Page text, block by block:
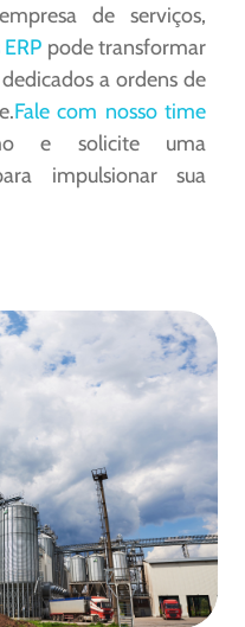
de serviços,
pode transformar
a ordens de
Fale com nosso time
e solicite uma
impulsionar sua